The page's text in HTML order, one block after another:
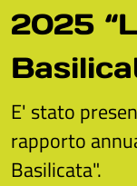
2025
E' stato
rapporto
Basilicata".